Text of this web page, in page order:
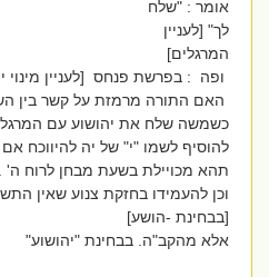
אומר : "שלח
לך" [לעניין
המרגלים]
ופה : בפרשת פנחס [לעניין מינוי
האם התורה מרמזת על קשר בין
כשמשה שלח את יהושוע עם
להוסיף לשמו "י" של יה להיווכח אם
תהא מכויילת בשעת מבחן לרוח ה' .
וכן להעמידו בחזקת צנוע שאין
[בבחינת -הושע]
אלא מהקב"ה. בבחינת "יהושוע"